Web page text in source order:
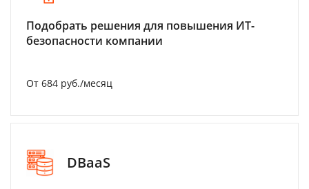
Подобрать решения для повышения ИТ-
безопасности компании
От 684 руб./месяц
DBaaS